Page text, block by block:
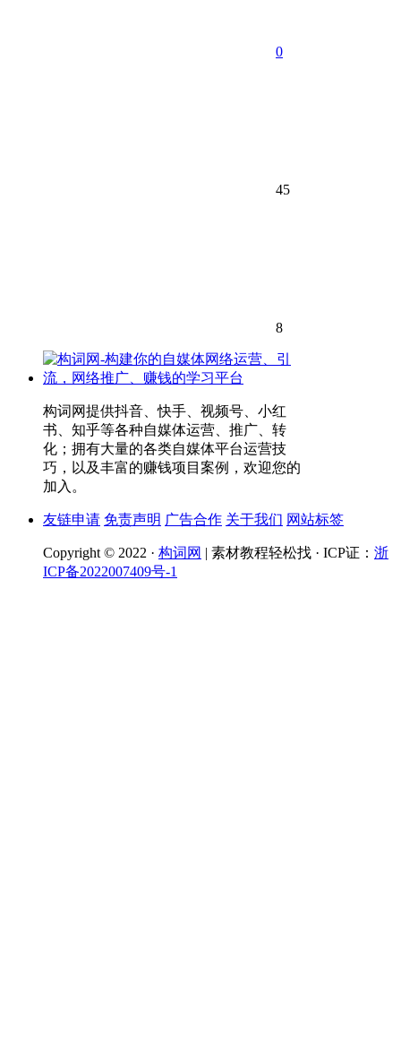
0
45
8
构词网提供抖音、快手、视频号、小红
书、知乎等各种自媒体运营、推广、转
化；拥有大量的各类自媒体平台运营技
巧，以及丰富的赚钱项目案例，欢迎您的
加入。
友链申请 免责声明 广告合作 关于我们 网站标签
Copyright © 2022 · 构词网 | 素材教程轻松找 · ICP证： 浙
ICP备2022007409号-1